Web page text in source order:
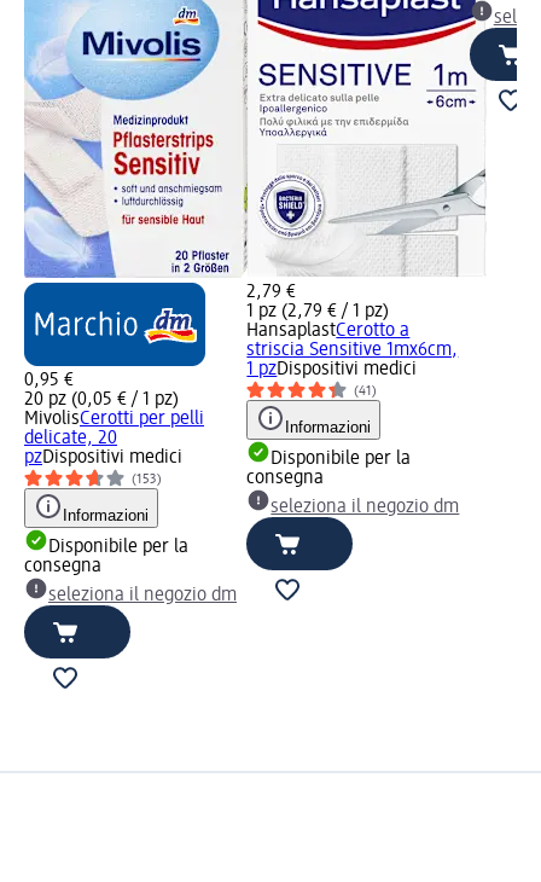
0,95 €
20 pz (0,05 € / 1 pz)
MivolisCerotti per pelli
delicate, 20
pzDispositivi medici
(153)
Informazioni
Disponibile per la
consegna
seleziona il negozio dm
2,79 €
1 pz (2,79 € / 1 pz)
HansaplastCerotto a
striscia Sensitive 1mx6cm,
1 pzDispositivi medici
(41)
Informazioni
Disponibile per la
consegna
seleziona il negozio dm